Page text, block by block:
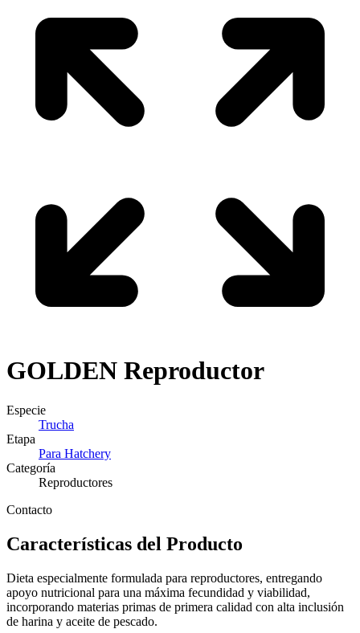
GOLDEN Reproductor
Especie
Trucha
Etapa
Para Hatchery
Categoría
Reproductores
Contacto
Características del Producto
Dieta especialmente formulada para reproductores, entregando
apoyo nutricional para una máxima fecundidad y viabilidad,
incorporando materias primas de primera calidad con alta inclusión
de harina y aceite de pescado.